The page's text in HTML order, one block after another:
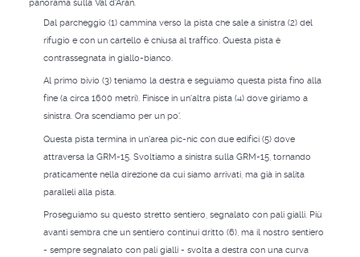
panorama sulla Val d'Aran.
Dal parcheggio (1) cammina verso la pista che sale a sinistra (2) del
rifugio e con un cartello è chiusa al traffico. Questa pista è
contrassegnata in giallo-bianco.
Al primo bivio (3) teniamo la destra e seguiamo questa pista fino alla
fine (a circa 1600 metri). Finisce in un'altra pista (4) dove giriamo a
sinistra. Ora scendiamo per un po'.
Questa pista termina in un'area pic-nic con due edifici (5) dove
attraversa la GRM-15. Svoltiamo a sinistra sulla GRM-15, tornando
praticamente nella direzione da cui siamo arrivati, ma già in salita
paralleli alla pista.
Proseguiamo su questo stretto sentiero, segnalato con pali gialli. Più
avanti sembra che un sentiero continui dritto (6), ma il nostro sentiero
- sempre segnalato con pali gialli - svolta a destra con una curva